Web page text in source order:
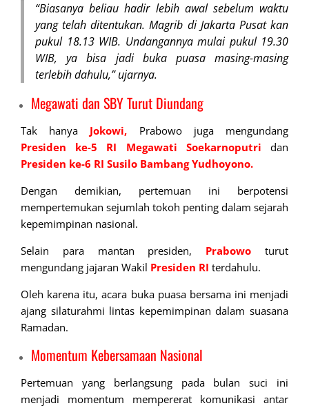
“Biasanya beliau hadir lebih awal sebelum waktu
yang telah ditentukan. Magrib di Jakarta Pusat kan
pukul 18.13 WIB. Undangannya mulai pukul 19.30
WIB, ya bisa jadi buka puasa masing-masing
terlebih dahulu,” ujarnya.
Megawati dan SBY Turut Diundang
Tak hanya Jokowi, Prabowo juga mengundang
Presiden ke-5 RI Megawati
Soekarnoputri dan
Presiden ke-6 RI Susilo Bambang Yudhoyono.
Dengan demikian, pertemuan ini berpotensi
mempertemukan sejumlah tokoh penting dalam sejarah
kepemimpinan nasional.
Selain para mantan presiden, Prabowo turut
mengundang jajaran Wakil Presiden RI terdahulu.
Oleh karena itu, acara buka puasa bersama ini menjadi
ajang silaturahmi lintas kepemimpinan dalam suasana
Ramadan.
Momentum Kebersamaan Nasional
Pertemuan yang berlangsung pada bulan suci ini
menjadi momentum mempererat komunikasi antar